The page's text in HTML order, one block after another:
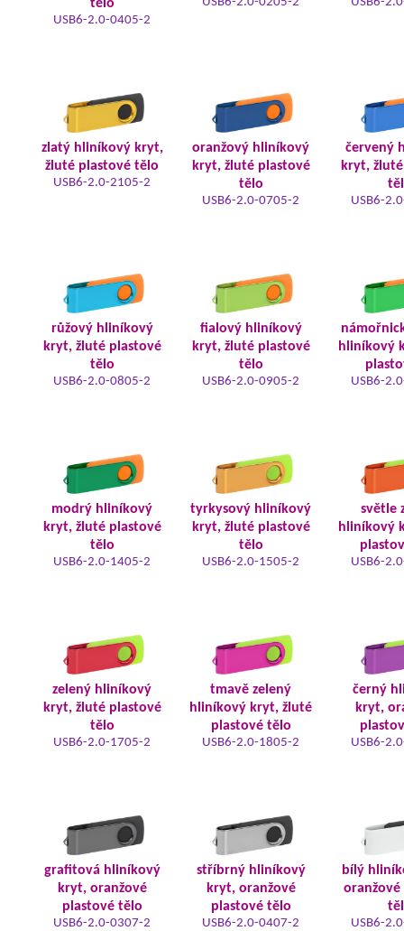
tělo
USB6-2.0-0405-2
zlatý hliníkový kryt,
žluté plastové tělo
USB6-2.0-2105-2
oranžový hliníkový
kryt, žluté plastové
tělo
USB6-2.0-0705-2
červený
kryt,
USB6-
růžový hliníkový
kryt, žluté plastové
tělo
USB6-2.0-0805-2
fialový hliníkový
kryt, žluté plastové
tělo
USB6-2.0-0905-2
hliníkový
USB6-
modrý hliníkový
kryt, žluté plastové
tělo
USB6-2.0-1405-2
tyrkysový hliníkový
kryt, žluté plastové
tělo
USB6-2.0-1505-2
světle
hliníkový
USB6-
zelený hliníkový
kryt, žluté plastové
tělo
USB6-2.0-1705-2
tmavě zelený
hliníkový kryt, žluté
plastové tělo
USB6-2.0-1805-2
černý
kryt,
USB6-
grafitová hliníkový
kryt, oranžové
plastové tělo
USB6-2.0-0307-2
stříbrný hliníkový
kryt, oranžové
plastové tělo
USB6-2.0-0407-2
bílý
oranžové
USB6-